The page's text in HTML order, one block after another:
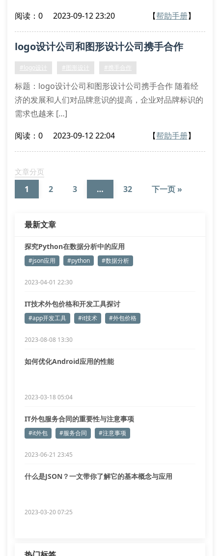
阅读：0 2023-09-12 23:20 【帮助手册】
logo设计公司和图形设计公司携手合作
#logo设计 #图形设计 #携手合作
标题：logo设计公司和图形设计公司携手合作 随着经
济的发展和人们对品牌意识的提高，企业对品牌标识的
需求也越来 […]
阅读：0 2023-09-12 22:04 【帮助手册】
文章分页
1 2 3 … 32 下一页 »
最新文章
探究Python在数据分析中的应用
#json应用 #python #数据分析
2023-04-01 22:30
IT技术外包价格和开发工具探讨
#app开发工具 #it技术 #外包价格
2023-08-08 13:30
如何优化Android应用的性能
2023-03-18 05:04
IT外包服务合同的重要性与注意事项
#it外包 #服务合同 #注意事项
2023-06-21 23:45
什么是JSON？一文带你了解它的基本概念与应用
2023-03-20 07:25